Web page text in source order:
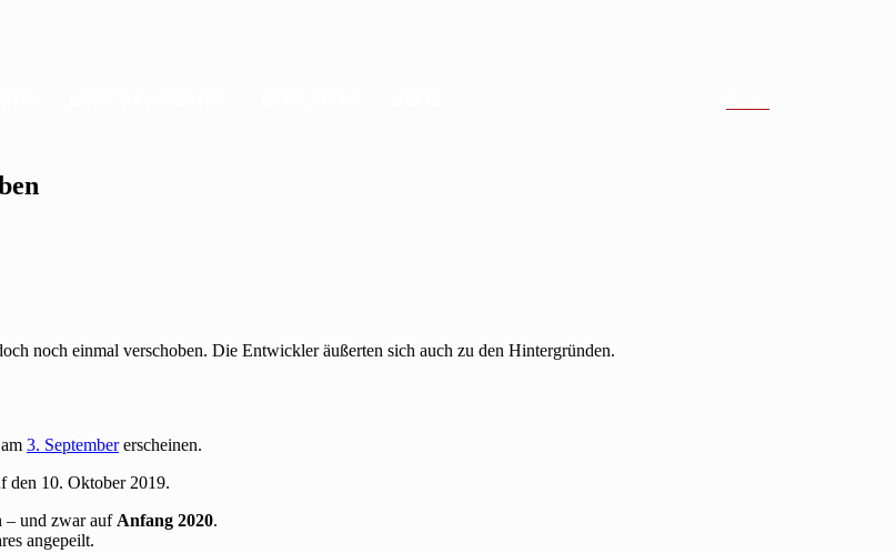
noch einmal verschoben. Die Entwickler äußerten sich auch zu den Hintergründen.
3. Septembererscheinen.
den 10. Oktober 2019.
– und zwar auf Anfang 2020.
angepeilt.